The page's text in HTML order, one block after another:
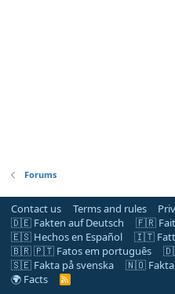
Forums
Contact us Terms and rules
🇩🇪 Fakten auf Deutsch
🇫🇷
🇪🇸 Hechos en Español
🇮🇹
🇧🇷 🇵🇹 Fatos em português
🇸🇪 Fakta på svenska
🇳🇴 Fakta
🌍 Facts
R